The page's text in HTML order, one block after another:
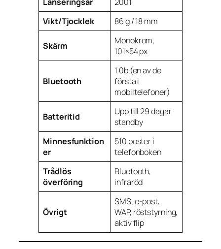
Lanseringsår
2001
Vikt/Tjocklek
86 g / 18 mm
Skärm
Monokrom,
101×54 px
Bluetooth
1.0b (en av de
första i
mobiltelefoner)
Batteritid
Upp till 29 dagar
standby
Minnesfunktion
er
510 poster i
telefonboken
Trådlös
överföring
Bluetooth,
infraröd
Övrigt
SMS, e-post,
WAP, röststyrning,
aktiv flip